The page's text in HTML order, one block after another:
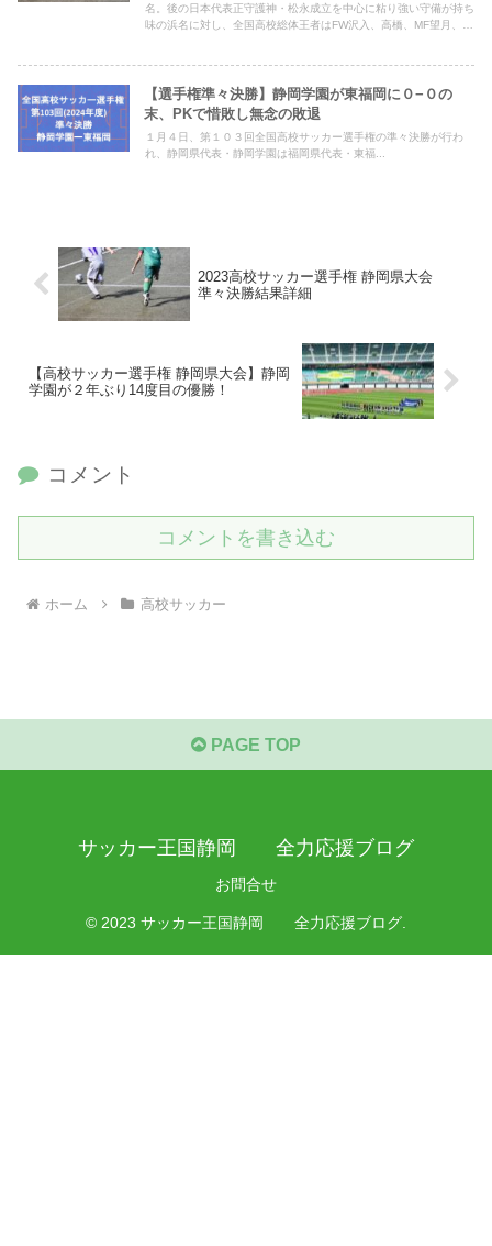
名。後の日本代表正守護神・松永成立を中心に粘り強い守備が持ち
味の浜名に対し、全国高校総体王者はFW沢入、高橋、MF望月、
【選手権準々決勝】静岡学園が東福岡に０−０の
末、PKで惜敗し無念の敗退
１月４日、第１０３回全国高校サッカー選手権の準々決勝が行わ
れ、静岡県代表・静岡学園は福岡県代表・東福...
2023高校サッカー選手権 静岡県大会
準々決勝結果詳細
【高校サッカー選手権 静岡県大会】静岡
学園が２年ぶり14度目の優勝！
コメント
コメントを書き込む
ホーム 高校サッカー
PAGE TOP
サッカー王国静岡 全力応援ブログ
お問合せ
© 2023 サッカー王国静岡 全力応援ブログ.